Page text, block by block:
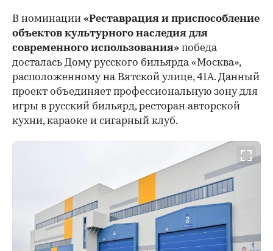
В номинации «Реставрация и приспособление
объектов культурного наследия для
современного использования» победа
досталась Дому русского бильярда «Москва»,
расположенному на Вятской улице, 41А. Данный
проект объединяет профессиональную зону для
игры в русский бильярд, ресторан авторской
кухни, караоке и сигарный клуб.